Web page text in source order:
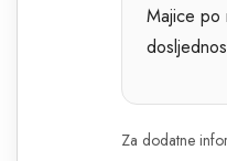
Majice po
Za dodatne